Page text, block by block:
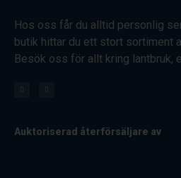
Hos oss får du alltid personlig
butik hittar du ett stort sortiment
Besök oss för allt kring lantbruk,
Auktoriserad återförsäljare av